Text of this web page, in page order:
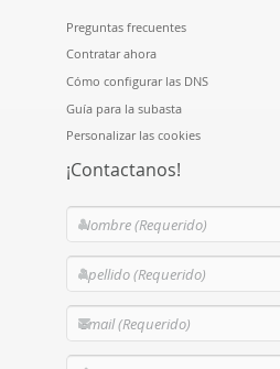
Preguntas frecuentes
Contratar ahora
Cómo configurar las DNS
Guía para la subasta
Personalizar las cookies
¡Contactanos!